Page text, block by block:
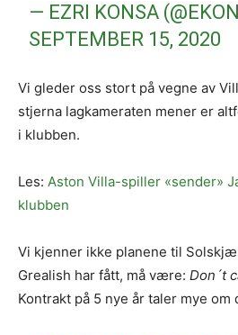
— EZRI KONSA
SEPTEMBER 15, 2020
Vi gleder oss stort på vegne av
stjerna lagkameraten mener er
i klubben.
Les: Aston Villa-spiller «sender»
klubben
Vi kjenner ikke planene til
Grealish har fått, må være: Don´t
Kontrakt på 5 nye år taler mye om